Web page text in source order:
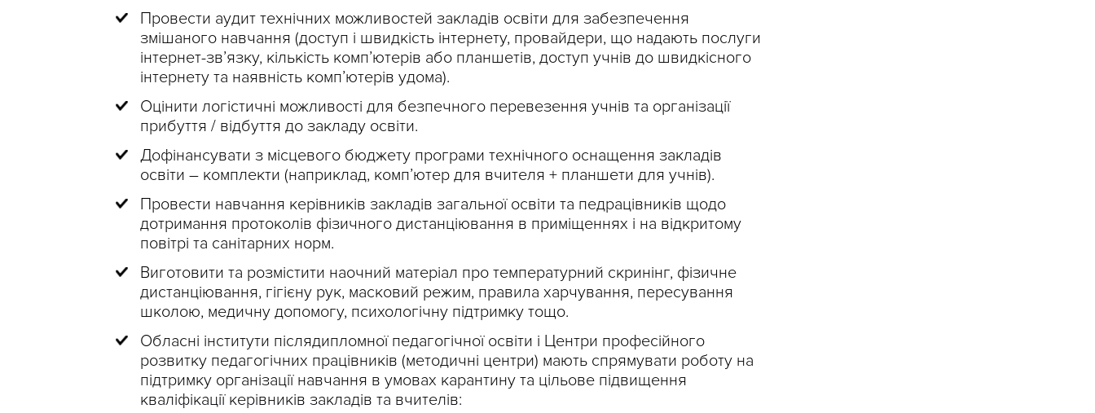
Провести аудит технічних можливостей закладів освіти для забезпечення
змішаного навчання (доступ і швидкість інтернету, провайдери, що надають послуги
інтернет-зв’язку, кількість комп’ютерів або планшетів, доступ учнів до швидкісного
інтернету та наявність комп’ютерів удома).
Оцінити логістичні можливості для безпечного перевезення учнів та організації
прибуття / відбуття до закладу освіти.
Дофінансувати з місцевого бюджету програми технічного оснащення закладів
освіти – комплекти (наприклад, комп’ютер для вчителя + планшети для учнів).
Провести навчання керівників закладів загальної освіти та педрацівників щодо
дотримання протоколів фізичного дистанціювання в приміщеннях і на відкритому
повітрі та санітарних норм.
Виготовити та розмістити наочний матеріал про температурний скринінг, фізичне
дистанціювання, гігієну рук, масковий режим, правила харчування, пересування
школою, медичну допомогу, психологічну підтримку тощо.
Обласні інститути післядипломної педагогічної освіти і Центри професійного
розвитку педагогічних працівників (методичні центри) мають спрямувати роботу на
підтримку організації навчання в умовах карантину та цільове підвищення
кваліфікації керівників закладів та вчителів: